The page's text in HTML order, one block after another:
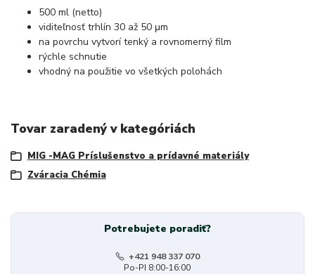
500 ml (netto)
viditeľnosť trhlín 30 až 50 μm
na povrchu vytvorí tenký a rovnomerný film
rýchle schnutie
vhodný na použitie vo všetkých polohách
Tovar zaradený v kategóriách
MIG -MAG Príslušenstvo a prídavné materiály
Zváracia Chémia
Potrebujete poradiť?
+421 948 337 070
Po-PI 8:00-16:00